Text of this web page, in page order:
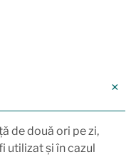
de două ori pe zi,
utilizat și în cazul